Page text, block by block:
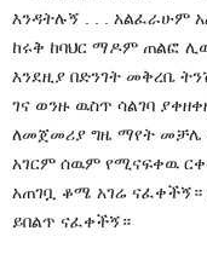
እንዳትሉኝ . . . አልፈራሁም
ከሩቅ ከባህር ማዶም ጠልፎ
እንደዚያ በድንገት መቅረቤ
ገና ወንዙ ዉስጥ ሳልገባ
ለመጀመሪያ ግዜ ማየት መቻሌ
አገርም ሰዉም የሚናፍቀዉ
አጠገቧ ቆሜ አገሬ ናፈቀችኝ።
ይበልጥ ናፈቀችኝ።